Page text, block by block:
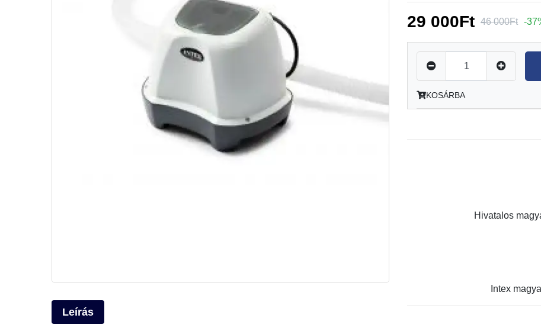
Leírás
29 000Ft 46 000Ft -
KOSÁRBA
Hivatalos
Intex